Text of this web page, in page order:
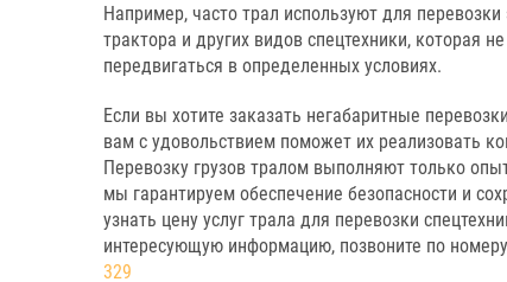
Например, часто трал используют для перевозки
трактора и других видов спецтехники, которая
передвигаться в определенных условиях.
Если вы хотите заказать негабаритные
вам с удовольствием поможет их реализовать
Перевозку грузов тралом выполняют только
мы гарантируем обеспечение безопасности и
узнать цену услуг трала для перевозки
интересующую информацию, позвоните по
329